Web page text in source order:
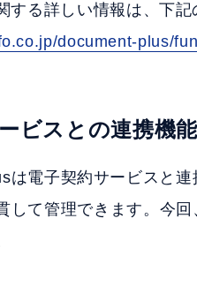
する詳しい情報は、下
document-plus/
ビスとの連携機
は電子契約サービスと
して管理できます。今